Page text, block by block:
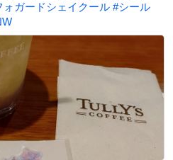
ォガードシェイクール #シール